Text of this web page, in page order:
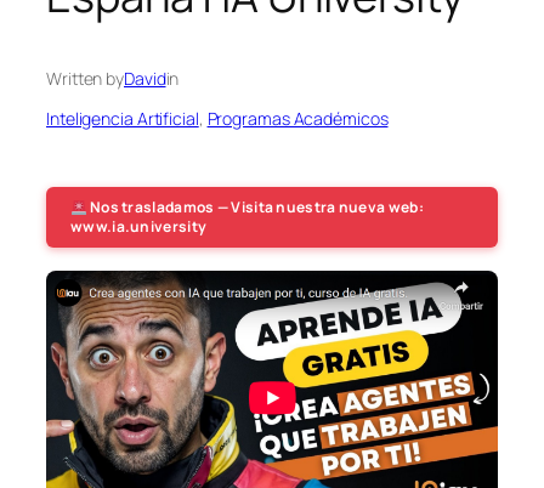
Written byDavidin
Inteligencia Artificial, Programas Académicos
Nos trasladamos — Visita nuestra nueva web:
www.ia.university